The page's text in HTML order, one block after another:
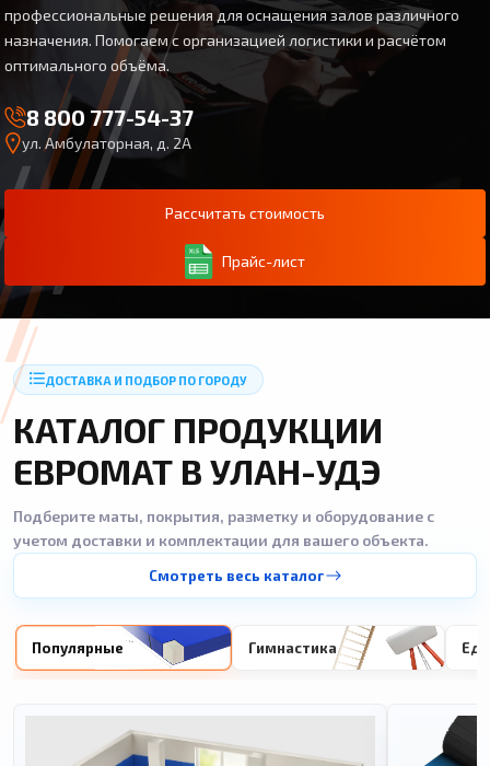
профессиональные решения для оснащения залов различного
назначения. Помогаем с организацией логистики и расчётом
оптимального объёма.
8 800 777-54-37
ул. Амбулаторная, д. 2А
Рассчитать стоимость
Прайс-лист
ДОСТАВКА И ПОДБОР ПО ГОРОДУ
КАТАЛОГ ПРОДУКЦИИ
ЕВРОМАТ В УЛАН-УДЭ
Подберите маты, покрытия, разметку и оборудование с
учетом доставки и комплектации для вашего объекта.
Смотреть весь каталог
Популярные Гимнастика